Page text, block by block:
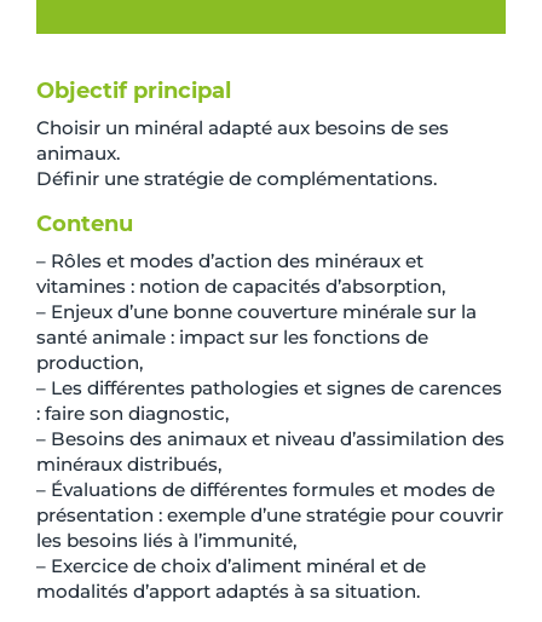
Objectif principal
Choisir un minéral adapté aux besoins de ses
animaux.
Définir une stratégie de complémentations.
Contenu
– Rôles et modes d’action des minéraux et
vitamines : notion de capacités d’absorption,
– Enjeux d’une bonne couverture minérale sur la
santé animale : impact sur les fonctions de
production,
– Les différentes pathologies et signes de carences
: faire son diagnostic,
– Besoins des animaux et niveau d’assimilation des
minéraux distribués,
– Évaluations de différentes formules et modes de
présentation : exemple d’une stratégie pour couvrir
les besoins liés à l’immunité,
– Exercice de choix d’aliment minéral et de
modalités d’apport adaptés à sa situation.